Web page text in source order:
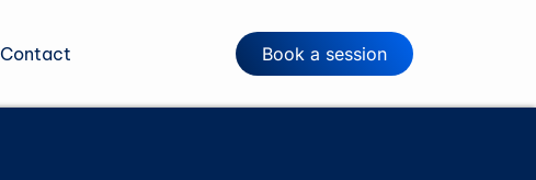
Contact Book a session